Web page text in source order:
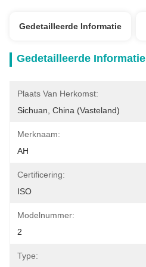
Gedetailleerde Informatie
Gedetailleerde Informatie
Plaats Van Herkomst:
Sichuan, China (Vasteland)
Merknaam:
AH
Certificering:
ISO
Modelnummer:
2
Type: